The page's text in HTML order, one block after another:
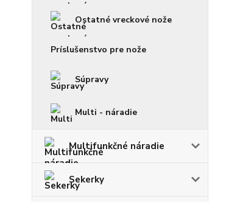
Ostatné vreckové nože
Príslušenstvo pre nože
Súpravy
Multi - náradie
Multifunkčné náradie
Sekerky